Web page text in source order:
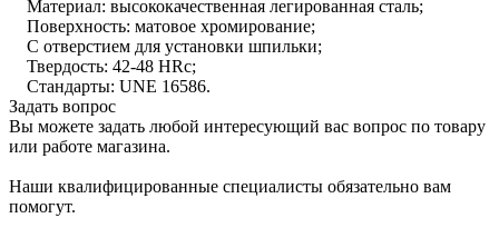
Материал: высококачественная легированная сталь;
Поверхность: матовое хромирование;
С отверстием для установки шпильки;
Твердость: 42-48 HRc;
Стандарты: UNE 16586.
Задать вопрос
Вы можете задать любой интересующий вас вопрос по товару
или работе магазина.
Наши квалифицированные специалисты обязательно вам
помогут.